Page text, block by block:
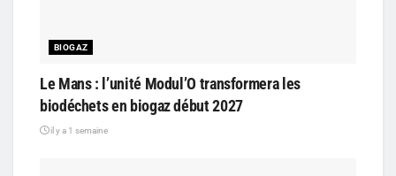
BIOGAZ
Le Mans : l’unité Modul’O transformera les
biodéchets en biogaz début 2027
il y a 1 semaine